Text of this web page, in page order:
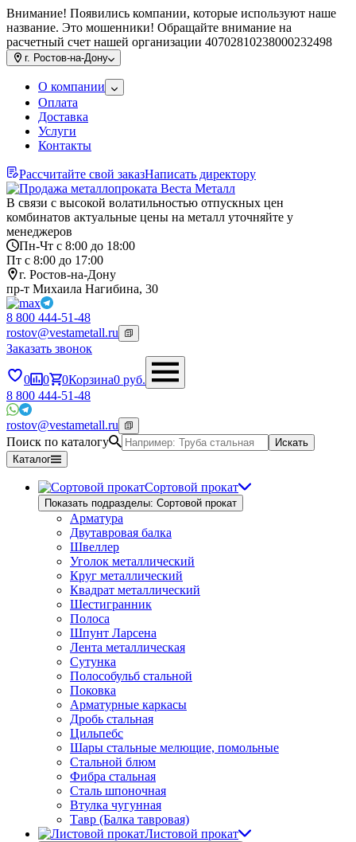
Внимание! Появились компании, которые используют наше
название. Это мошенники! Обращайте внимание на
расчетный счет нашей организации 40702810238000232498
г. Ростов-на-Дону
О компании
Оплата
Доставка
Услуги
Контакты
Рассчитайте свой заказНаписать директору
В связи с высокой волатильностью отпускных цен
комбинатов актуальные цены на металл уточняйте у
менеджеров
Пн-Чт с 8:00 до 18:00
Пт с 8:00 до 17:00
г. Ростов-на-Дону
пр-т Михаила Нагибина, 30
8 800 444-51-48
rostov@vestametall.ru
Заказать звонок
0 0 0Корзина0 руб.
8 800 444-51-48
rostov@vestametall.ru
Поиск по каталогу
Искать
Каталог
Сортовой прокат
Показать подразделы: Сортовой прокат
Арматура
Двутавровая балка
Швеллер
Уголок металлический
Круг металлический
Квадрат металлический
Шестигранник
Полоса
Шпунт Ларсена
Лента металлическая
Сутунка
Полособульб стальной
Поковка
Арматурные каркасы
Дробь стальная
Цильпебс
Шары стальные мелющие, помольные
Стальной блюм
Фибра стальная
Сталь шпоночная
Втулка чугунная
Тавр (Балка тавровая)
Листовой прокат